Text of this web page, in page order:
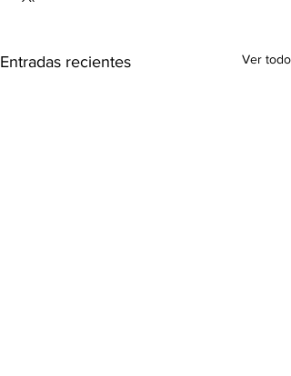
Entradas recientes Ver todo